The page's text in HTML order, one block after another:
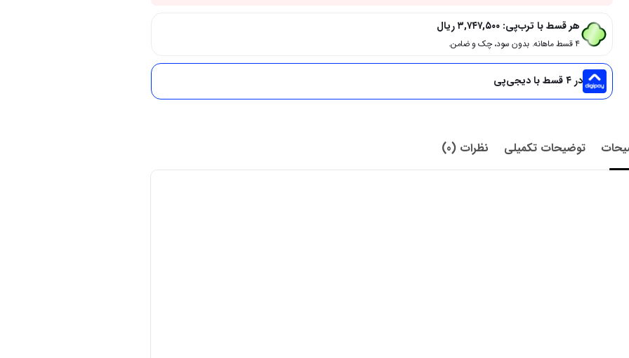
هر قسط با ترب‌پی: ۳,۷۴۷,۵۰۰ریال
۴ قسط ماهانه. بدون سود، چک و ضامن.
در ۴ قسط با دیجی‌پی
توضیحات تکمیلی نظرات (0)